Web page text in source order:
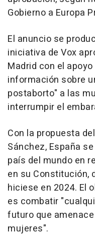
Gobierno a Europa
El anuncio se
iniciativa de Vox
Madrid con el
información sobre
postaborto" a las
interrumpir el
Con la propuesta
Sánchez, España
país del mundo en
en su Constitución,
hiciese en 2024. El
es combatir
futuro que
mujeres".